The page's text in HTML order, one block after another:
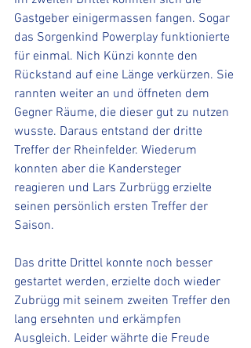
Gastgeber einigermassen fangen. Sogar
das Sorgenkind Powerplay funktionierte
für einmal. Nich Künzi konnte den
Rückstand auf eine Länge verkürzen. Sie
rannten weiter an und öffneten dem
Gegner Räume, die dieser gut zu nutzen
wusste. Daraus entstand der dritte
Treffer der Rheinfelder. Wiederum
konnten aber die Kandersteger
reagieren und Lars Zurbrügg erzielte
seinen persönlich ersten Treffer der
Saison.
Das dritte Drittel konnte noch besser
gestartet werden, erzielte doch wieder
Zubrügg mit seinem zweiten Treffer den
lang ersehnten und erkämpfen
Ausgleich. Leider währte die Freude